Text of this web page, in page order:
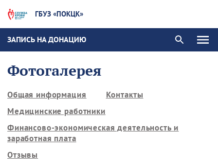
ГБУЗ «ПОКЦК»
ЗАПИСЬ НА ДОНАЦИЮ
Фотогалерея
Общая информация
Контакты
Медицинские работники
Финансово-экономическая деятельность и
заработная плата
Отзывы